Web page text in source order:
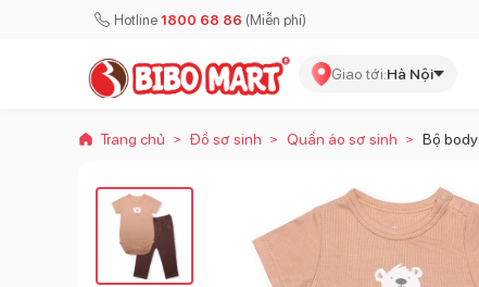
Hotline 1800 68 86 (Miễn phí)
Giao tới:Hà Nội
Trang chủ > Đồ sơ sinh > Quần áo sơ sinh > Bộ body